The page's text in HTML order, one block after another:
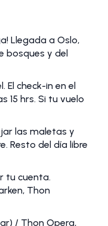
Llegada a Oslo,
bosques y del
El check-in en el
15 hrs. Si tu vuelo
las maletas y
Resto del día libre
tu cuenta.
Thon
/ Thon Opera,